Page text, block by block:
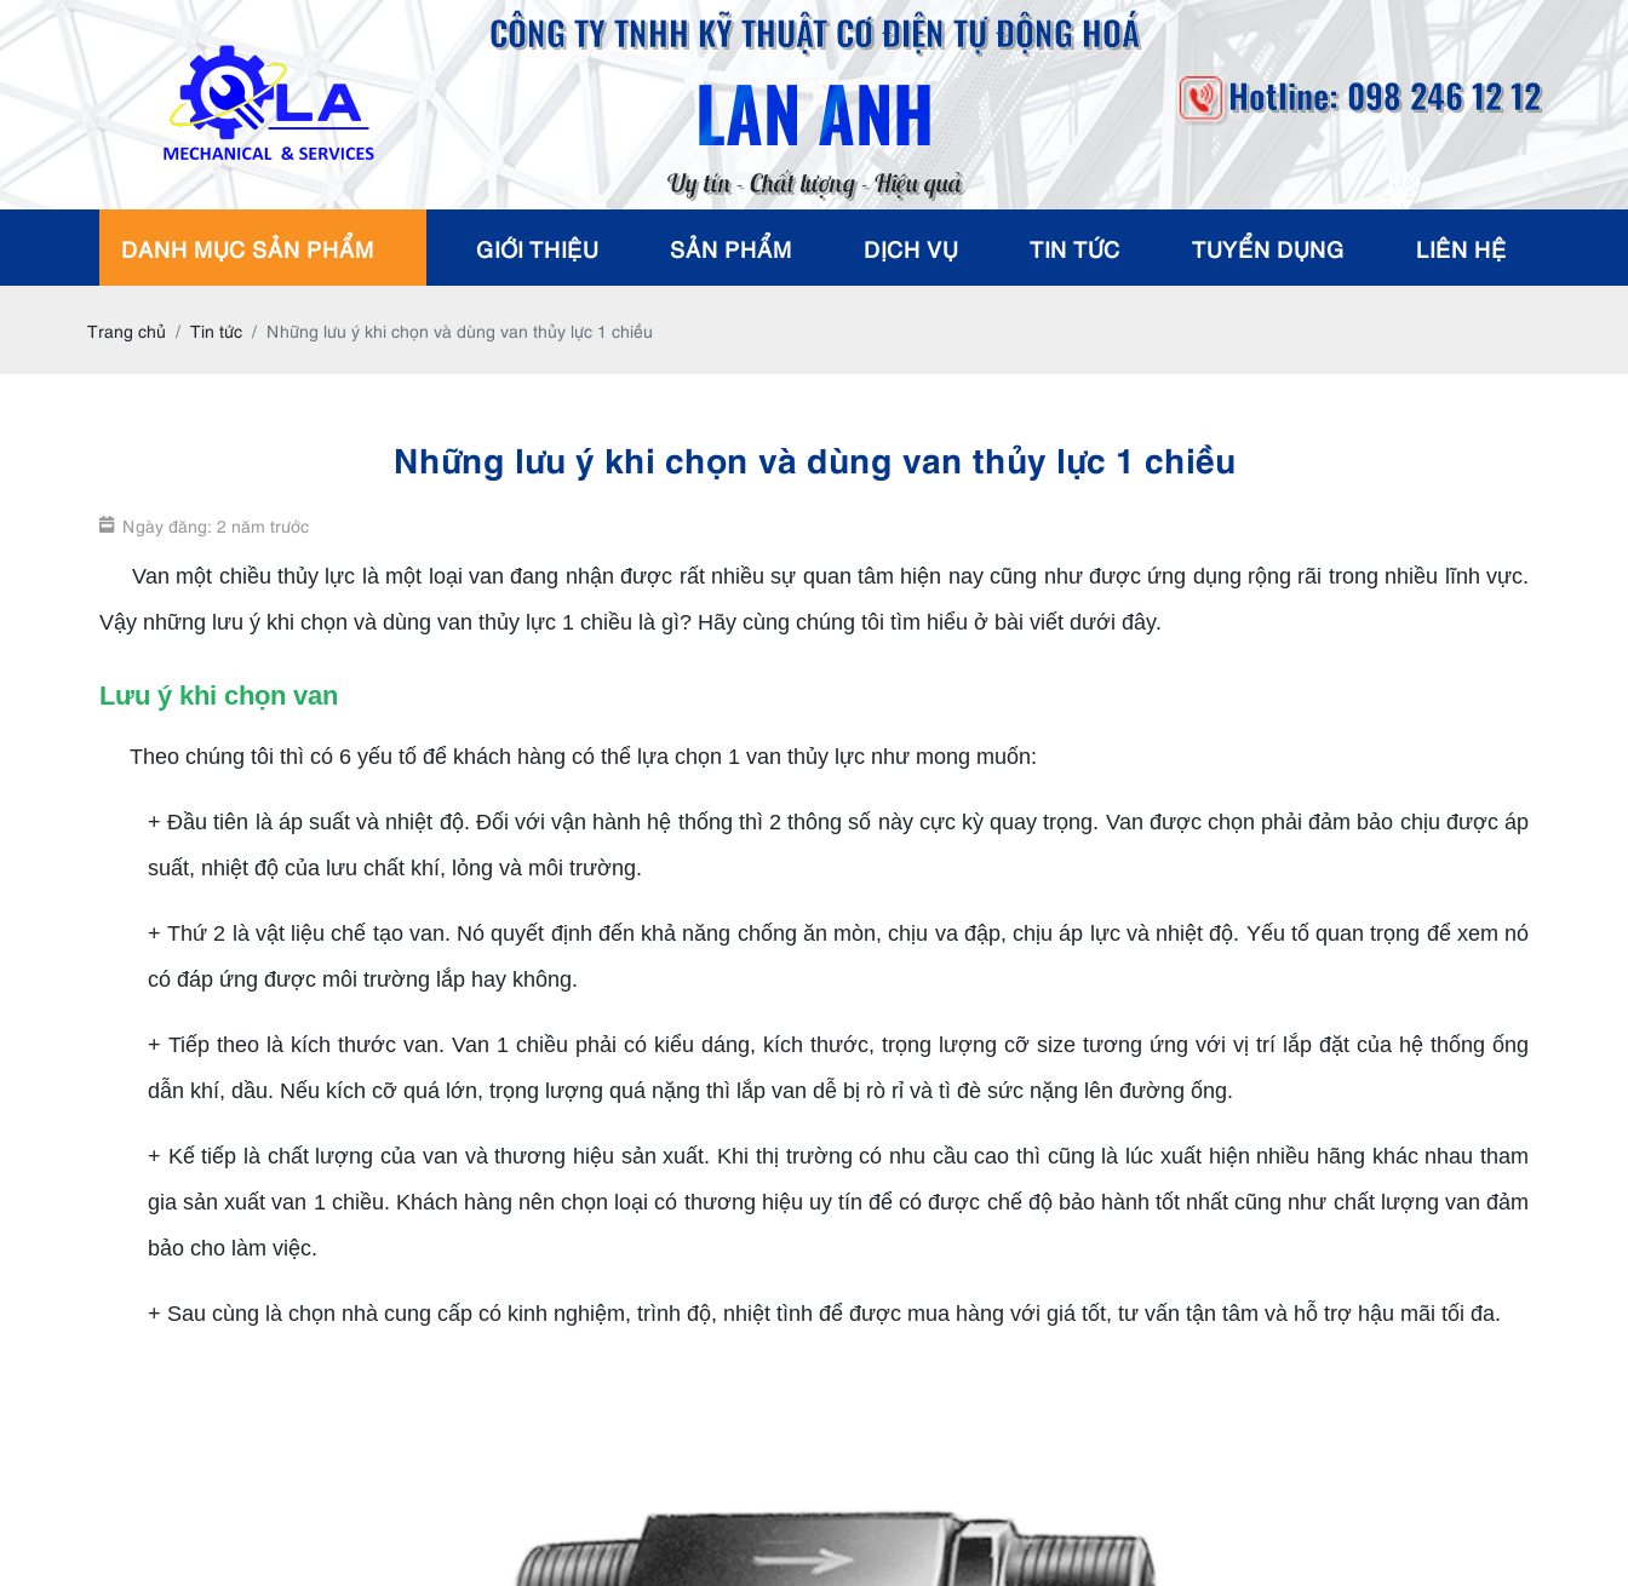
CÔNG TY TNHH KỸ THUẬT CƠ ĐIỆN TỰ ĐỘNG HOÁ
LAN ANH
Uy tín - Chất lượng - Hiệu quả
Hotline: 098 246 12 12
DANH MỤC SẢN PHẨM GIỚI THIỆU SẢN PHẨM DỊCH VỤ TIN TỨC TUYỂN DỤNG LIÊN HỆ
Trang chủ Tin tức Những lưu ý khi chọn và dùng van thủy lực 1 chiều
Những lưu ý khi chọn và dùng van thủy lực 1 chiều
Ngày đăng: 2 năm trước
Van một chiều thủy lực là một loại van đang nhận được rất nhiều sự quan tâm hiện nay cũng như được ứng dụng rộng rãi trong nhiều lĩnh vực.
Vậy những lưu ý khi chọn và dùng van thủy lực 1 chiều là gì? Hãy cùng chúng tôi tìm hiểu ở bài viết dưới đây.
Lưu ý khi chọn van
Theo chúng tôi thì có 6 yếu tố để khách hàng có thể lựa chọn 1 van thủy lực như mong muốn:
+ Đầu tiên là áp suất và nhiệt độ. Đối với vận hành hệ thống thì 2 thông số này cực kỳ quay trọng. Van được chọn phải đảm bảo chịu được áp
suất, nhiệt độ của lưu chất khí, lỏng và môi trường.
+ Thứ 2 là vật liệu chế tạo van. Nó quyết định đến khả năng chống ăn mòn, chịu va đập, chịu áp lực và nhiệt độ. Yếu tố quan trọng để xem nó
có đáp ứng được môi trường lắp hay không.
+ Tiếp theo là kích thước van. Van 1 chiều phải có kiểu dáng, kích thước, trọng lượng cỡ size tương ứng với vị trí lắp đặt của hệ thống ống
dẫn khí, dầu. Nếu kích cỡ quá lớn, trọng lượng quá nặng thì lắp van dễ bị rò rỉ và tì đè sức nặng lên đường ống.
+ Kế tiếp là chất lượng của van và thương hiệu sản xuất. Khi thị trường có nhu cầu cao thì cũng là lúc xuất hiện nhiều hãng khác nhau tham
gia sản xuất van 1 chiều. Khách hàng nên chọn loại có thương hiệu uy tín để có được chế độ bảo hành tốt nhất cũng như chất lượng van đảm
bảo cho làm việc.
+ Sau cùng là chọn nhà cung cấp có kinh nghiệm, trình độ, nhiệt tình để được mua hàng với giá tốt, tư vấn tận tâm và hỗ trợ hậu mãi tối đa.